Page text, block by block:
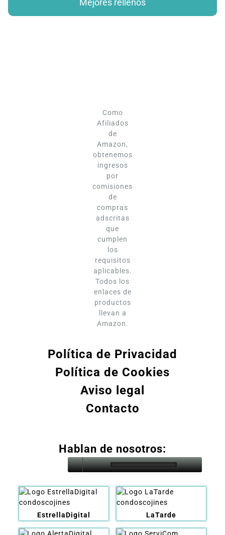
Mejores rellenos
Como
Afiliados
de
Amazon,
obtenemos
ingresos
por
comisiones
de
compras
adscritas
que
cumplen
los
requisitos
aplicables.
Todos los
enlaces de
productos
llevan a
Amazon.
Política de Privacidad
Política de Cookies
Aviso legal
Contacto
Hablan de nosotros:
EstrellaDigital LaTarde